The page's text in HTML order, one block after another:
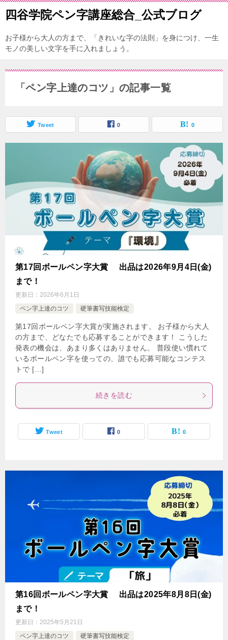
四谷学院ペン字講座総合_公式ブログ
お子様から大人の方まで、「きれいな字の法則」を身につけ、一生
モノの美しい文字を手に入れましょう。
「ペン字上達のコツ」の記事一覧
Tweet 0 0
第17回ボールペン字大賞 出品は2026年9月4日(金)
まで！
更新日： 2026年6月1日
ペン字上達のコツ
硬筆書写技能検定
第17回ボールペン字大賞が実施されます。 お子様から大人
の方まで、どなたでも応募することができます！ こうした
発表の機会は、あまり多くはありません。 普段使い慣れて
いるボールペン字を使っての、誰でも応募可能なコンテス
トで […]
続きを読む
Tweet 0 0
第16回ボールペン字大賞 出品は2025年8月8日(金)
まで！
更新日： 2025年5月21日
ペン字上達のコツ
硬筆書写技能検定